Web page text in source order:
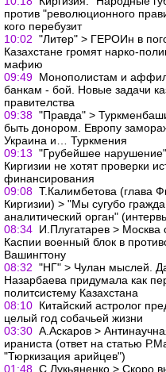
против "революционного
кого перебузит
10:02 "Литер" > ГЕРОИн в
Казахстане громят нарко-
мафию
09:49 Монополистам и
банкам - бой. Новые задачи
правителства
09:38 "Правда" >
быть донором. Европу
Украина и… Туркмения
09:13 "Грубейшее
Киргизии не хотят проверки
финансирования
09:08 Т.Калимбетова (глава
Киргизии) > "Мы сугубо
аналитический орган"
08:34 И.Плугатарев > Москва
Каспии военный блок в
Вашингтону
08:32 "НГ" > Чулан мыслей.
Назарбаева придумала как
политсистему Казахстана
08:10 Китайский астролог
целый год собачьей жизни
03:30 А.Аскаров >
ираниста (ответ на статью
"Тюркизация арийцев")
01:48 С.Лукьяненко > Скоро